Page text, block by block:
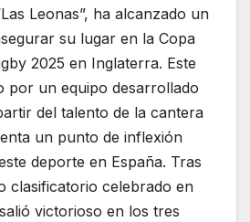
Leonas”, ha alcanzado un
su lugar en la Copa
2025 en Inglaterra. Este
por un equipo desarrollado
del talento de la cantera
un punto de inflexión
deporte en España. Tras
clasificatorio celebrado en
victorioso en los tres